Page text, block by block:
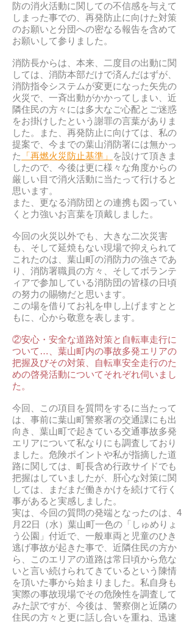
防の消火活動に関しての不信感を与えて
しまった事での、再発防止に向けた対策
のお願いと分団への密なる報告を含めて
お願いして参りました。
消防長からは、本来、二度目の出動に関
しては、消防本部だけで済んだはずが、
消防指令システムが変更になった矢先の
火災で、一斉出動がかかってしまい、近
隣住民の方々には多大なご心配とご迷惑
をお掛けしたという謝罪の言葉がありま
した。また、再発防止に向けては、私の
提案で、今までの葉山消防署には無かっ
た
「再燃火災防止基準」
を設けて頂きま
したので、今後は更に様々な角度からの
厳しい目で消火活動に当たって行けると
思います。
また、更なる消防団との連携も図ってい
くと力強いお言葉を頂戴しました。
今回の火災以外でも、大きな二次災害
も、そして延焼もない現場で抑えられて
これたのは、葉山町の消防力の強さであ
り、消防署職員の方々、そしてボランテ
ィアで参加している消防団の皆様の日頃
の努力の賜物だと思います。
この場を借りてお礼を申し上げますとと
もに、心から敬意を表します。
②安心・安全な道路対策と自転車走行に
ついて…、葉山町内の事故多発エリアの
把握及びその対策、自転車安全走行のた
めの啓発活動についてそれぞれ伺いまし
た。
今回、この項目を質問をするに当たって
は、事前に葉山町警察署の交通課にも出
向き、葉山町で起きている交通事故多発
エリアについて私なりにも調査しており
ました。危険ポイントや私が指摘した道
路に関しては、町長含め行政サイドでも
把握はしていましたが、肝心な対策に関
しては、まだまだ働きかけを続けて行く
事があると実感しました。
実は、今回の質問の発端となったのは、4
月22日（水）葉山町一色の「しゅめりょ
う公園」付近で、一般車両と児童のひき
逃げ事故が起きた事で、近隣住民の方か
ら、このエリアの道路は常日頃から危な
いと言い続けられてきているという陳情
を頂いた事から始まりました。私自身も
実際の事故現場でその危険性を調査して
みた訳ですが、今後は、警察側と近隣の
住民の方々と更に話し合いを重ね、迅速